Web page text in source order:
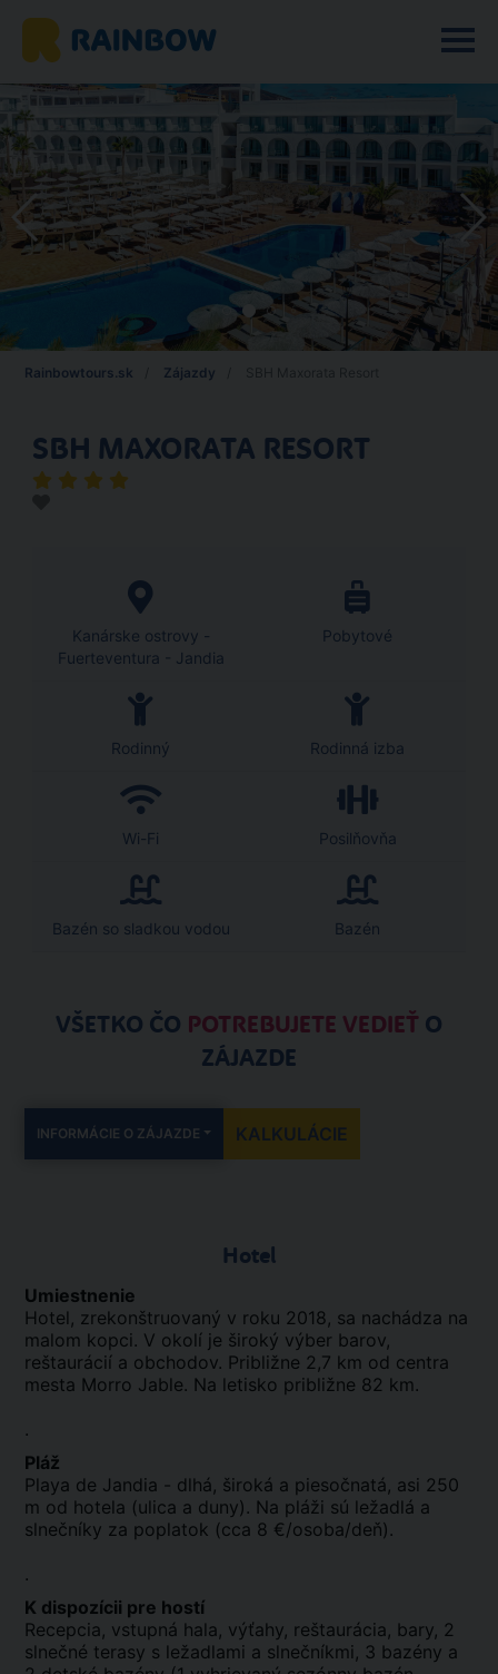
Rainbowtours.sk Zájazdy
SBH MAXORATA RESORT
Kanárske ostrovy -
Fuerteventura - Jandia
Pobytové
Rodinný Rodinná izba
Wi-Fi Posilňovňa
Bazén so sladkou vodou Bazén
VŠETKO ČO POTREBUJETE VEDIEŤ O
ZÁJAZDE
INFORMÁCIE O ZÁJAZDE KALKULÁCIE
Hotel
Umiestnenie
Hotel, zrekonštruovaný v roku 2018, sa nachádza na
malom kopci. V okolí je široký výber barov,
reštaurácií a obchodov. Približne 2,7 km od centra
mesta Morro Jable. Na letisko približne 82 km.
.
Pláž
Playa de Jandia - dlhá, široká a piesočnatá, asi 250
m od hotela (ulica a duny). Na pláži sú ležadlá a
slnečníky za poplatok (cca 8 €/osoba/deň).
.
K dispozícii pre hostí
Recepcia, vstupná hala, výťahy, reštaurácia, bary, 2
slnečné terasy s ležadlami a slnečníkmi, 3 bazény a